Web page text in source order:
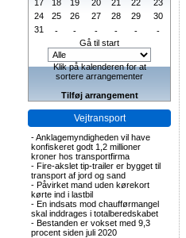
17
18 19 20 21 22
23
24
25 26 27 28 29
30
31
- - - - -
-
Gå til start
Klik på kalenderen for at
sortere arrangementer
Tilføj arrangement
Vejtransport
-Anklagemyndigheden vil have
konfiskeret godt 1,2 millioner
kroner hos transportfirma
- Fire-akslet tip-trailer er bygget til
transport af jord og sand
- Påvirket mand uden kørekort
kørte ind i lastbil
- En indsats mod chaufførmangel
skal inddrages i totalberedskabet
- Bestanden er vokset med 9,3
procent siden juli 2020